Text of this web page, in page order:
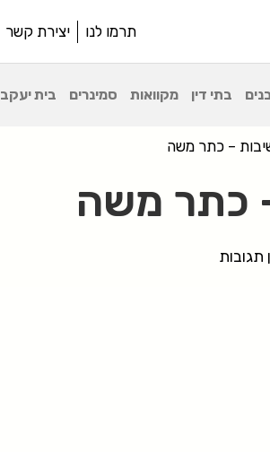
תרמו לנו יצירת קשר
בתי דין מקוואות סמינרים בית יעקב
– כתר משה
- כתר משה
תגובות